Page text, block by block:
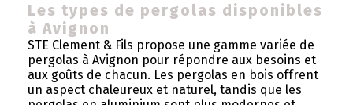
Les types de pergolas disponibles
à Avignon
STE Clement & Fils propose une gamme variée de
pergolas à Avignon pour répondre aux besoins et
aux goûts de chacun. Les pergolas en bois offrent
un aspect chaleureux et naturel, tandis que les